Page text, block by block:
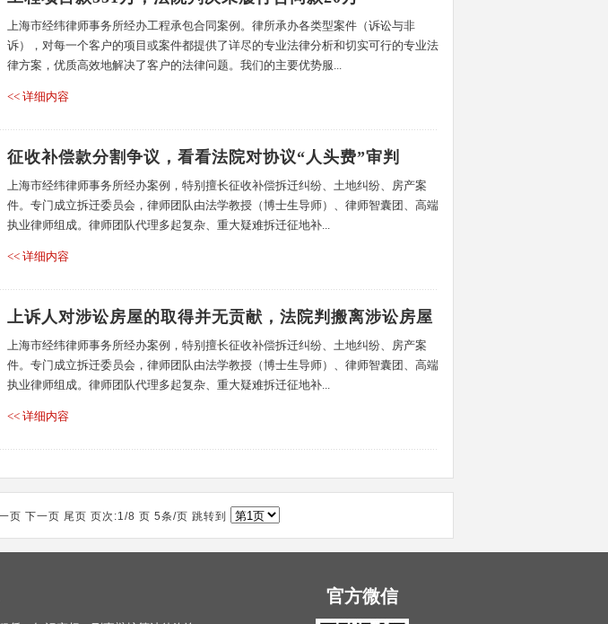
上海市经纬律师事务所经办工程承包合同案例。律所承办各类型案件（诉讼与非
诉），对每一个客户的项目或案件都提供了详尽的专业法律分析和切实可行的专业法
律方案，优质高效地解决了客户的法律问题。我们的主要优势服...
<< 详细内容
征收补偿款分割争议，看看法院对协议“人头费”审判
上海市经纬律师事务所经办案例，特别擅长征收补偿拆迁纠纷、土地纠纷、房产案
件。专门成立拆迁委员会，律师团队由法学教授（博士生导师）、律师智囊团、高端
执业律师组成。律师团队代理多起复杂、重大疑难拆迁征地补...
<< 详细内容
上诉人对涉讼房屋的取得并无贡献，法院判搬离涉讼房屋
上海市经纬律师事务所经办案例，特别擅长征收补偿拆迁纠纷、土地纠纷、房产案
件。专门成立拆迁委员会，律师团队由法学教授（博士生导师）、律师智囊团、高端
执业律师组成。律师团队代理多起复杂、重大疑难拆迁征地补...
<< 详细内容
页 下一页 尾页 页次:1/8 页 5条/页 跳转到
官方微信